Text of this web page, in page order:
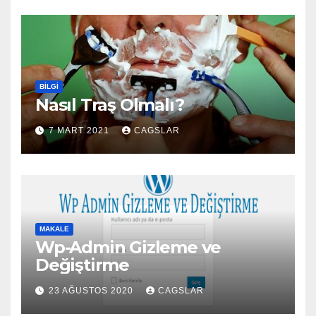
BILGI
Nasıl Traş Olmalı?
7 MART 2021 CAGSLAR
MAKALE
Wp-Admin Gizleme ve
Değiştirme
23 AĞUSTOS 2020 CAGSLAR